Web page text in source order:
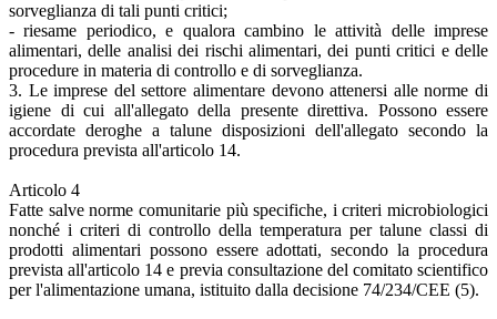
sorveglianza di tali punti critici;
- riesame periodico, e qualora cambino le attività delle imprese
alimentari, delle analisi dei rischi alimentari, dei punti critici e delle
procedure in materia di controllo e di sorveglianza.
3. Le imprese del settore alimentare devono attenersi alle norme di
igiene di cui all'allegato della presente direttiva. Possono essere
accordate deroghe a talune disposizioni dell'allegato secondo la
procedura prevista all'articolo 14.
Articolo 4
Fatte salve norme comunitarie più specifiche, i criteri microbiologici
nonché i criteri di controllo della temperatura per talune classi di
prodotti alimentari possono essere adottati, secondo la procedura
prevista all'articolo 14 e previa consultazione del comitato scientifico
per l'alimentazione umana, istituito dalla decisione 74/234/CEE (5).